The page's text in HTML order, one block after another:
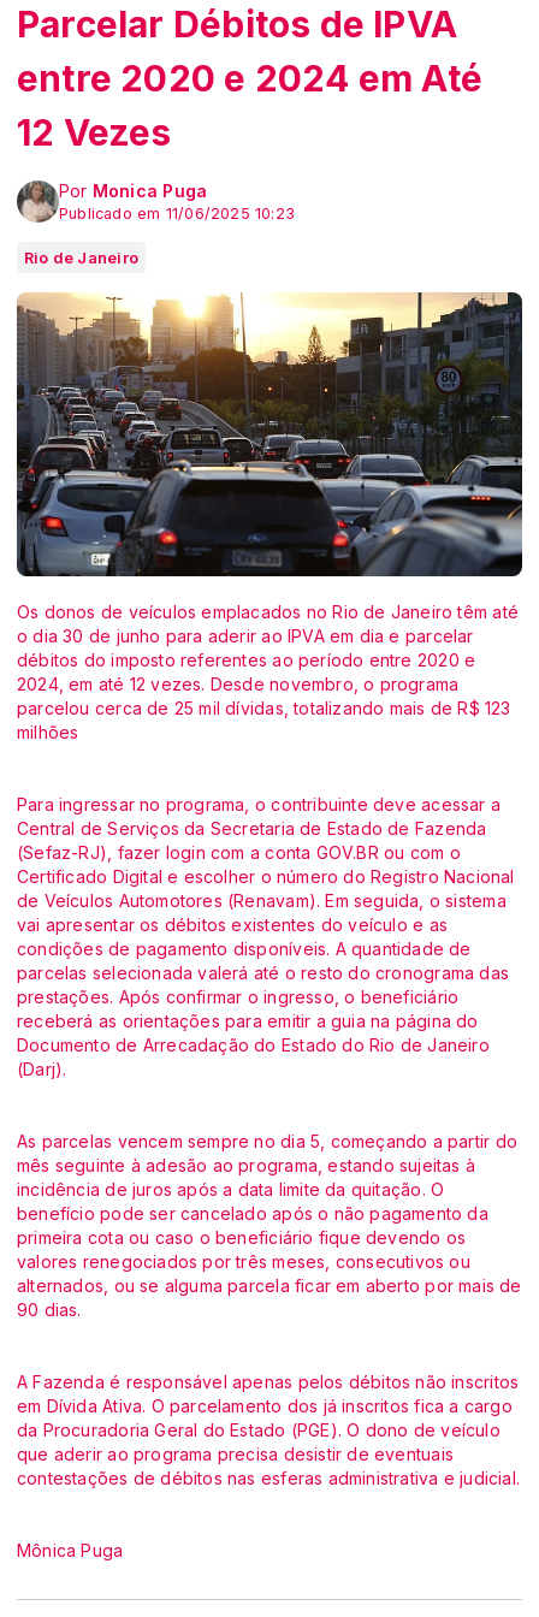
Parcelar Débitos de IPVA
entre 2020 e 2024 em Até
12 Vezes
Por Monica Puga
Publicado em 11/06/2025 10:23
Rio de Janeiro
Os donos de veículos emplacados no Rio de Janeiro têm até
o dia 30 de junho para aderir ao IPVA em dia e parcelar
débitos do imposto referentes ao período entre 2020 e
2024, em até 12 vezes. Desde novembro, o programa
parcelou cerca de 25 mil dívidas, totalizando mais de R$ 123
milhões
Para ingressar no programa, o contribuinte deve acessar a
Central de Serviços da Secretaria de Estado de Fazenda
(Sefaz-RJ), fazer login com a conta GOV.BR ou com o
Certificado Digital e escolher o número do Registro Nacional
de Veículos Automotores (Renavam). Em seguida, o sistema
vai apresentar os débitos existentes do veículo e as
condições de pagamento disponíveis. A quantidade de
parcelas selecionada valerá até o resto do cronograma das
prestações. Após confirmar o ingresso, o beneficiário
receberá as orientações para emitir a guia na página do
Documento de Arrecadação do Estado do Rio de Janeiro
(Darj).
As parcelas vencem sempre no dia 5, começando a partir do
mês seguinte à adesão ao programa, estando sujeitas à
incidência de juros após a data limite da quitação. O
benefício pode ser cancelado após o não pagamento da
primeira cota ou caso o beneficiário fique devendo os
valores renegociados por três meses, consecutivos ou
alternados, ou se alguma parcela ficar em aberto por mais de
90 dias.
A Fazenda é responsável apenas pelos débitos não inscritos
em Dívida Ativa. O parcelamento dos já inscritos fica a cargo
da Procuradoria Geral do Estado (PGE). O dono de veículo
que aderir ao programa precisa desistir de eventuais
contestações de débitos nas esferas administrativa e judicial.
Mônica Puga